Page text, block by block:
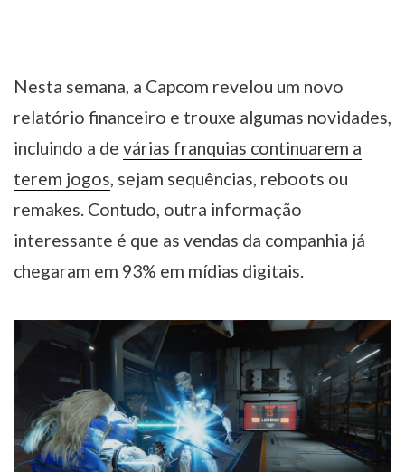
Nesta semana, a Capcom revelou um novo
relatório financeiro e trouxe algumas novidades,
incluindo a de várias franquias continuarem a
terem jogos , sejam sequências, reboots ou
remakes. Contudo, outra informação
interessante é que as vendas da companhia já
chegaram em 93% em mídias digitais.